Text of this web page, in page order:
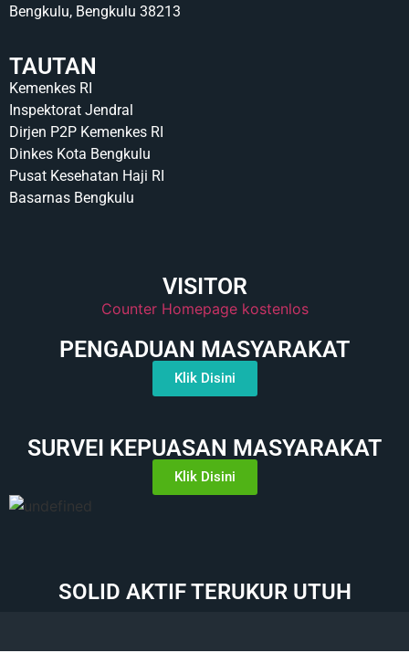
Bengkulu, Bengkulu 38213
TAUTAN
Kemenkes RI
Inspektorat Jendral
Dirjen P2P Kemenkes RI
Dinkes Kota Bengkulu
Pusat Kesehatan Haji RI
Basarnas Bengkulu
VISITOR
Counter Homepage kostenlos
PENGADUAN MASYARAKAT
Klik Disini
SURVEI KEPUASAN MASYARAKAT
Klik Disini
SOLID AKTIF TERUKUR UTUH